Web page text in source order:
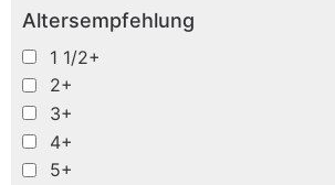
Altersempfehlung
1 1/2+
2+
3+
4+
5+